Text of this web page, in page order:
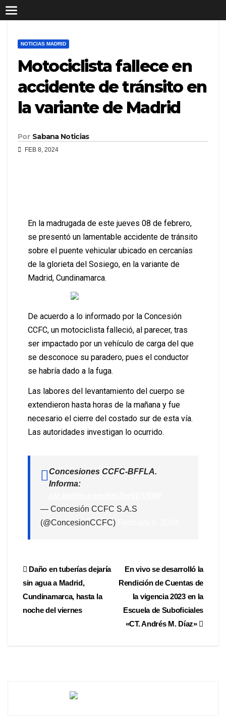
NOTICIAS MADRID
Motociclista fallece en
accidente de tránsito en
la variante de Madrid
Por Sabana Noticias
FEB 8, 2024
En la madrugada de este jueves 08 de febrero,
se presentó un lamentable accidente de tránsito
sobre el puente vehicular ubicado en cercanías
de la glorieta del Sosiego, en la variante de
Madrid, Cundinamarca.
De acuerdo a lo informado por la Concesión
CCFC, un motociclista falleció, al parecer, tras
ser impactado por un vehículo de carga del que
se desconoce su paradero, pues el conductor
se habría dado a la fuga.
Las labores del levantamiento del cuerpo se
extendieron hasta horas de la mañana y fue
necesario el cierre del costado sur de esta vía.
Las autoridades investigan lo ocurrido.
Concesiones CCFC-BFFLA.
Informa:
— Concesión CCFC S.A.S
(@ConcesionCCFC)
En vivo se desarrolló la
Rendición de Cuentas de
la vigencia 2023 en la
Escuela de Suboficiales
«CT. Andrés M. Díaz»
Daño en tuberías dejaría
sin agua a Madrid,
Cundinamarca, hasta la
noche del viernes